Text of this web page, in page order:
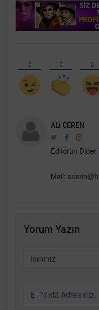
0 0 0
ALI CEREN
Editörün Diğer
Mail:
Yorum Yazın